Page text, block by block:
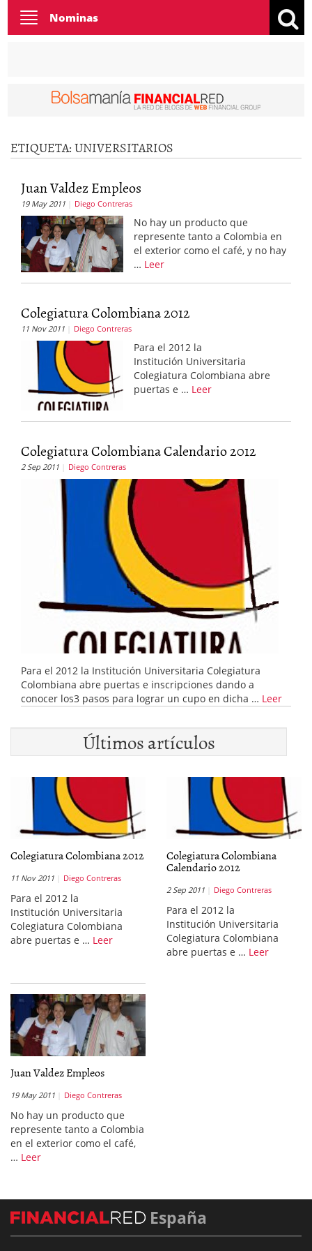
Toggle
navigation
Nominas
ETIQUETA:UNIVERSITARIOS
Juan Valdez Empleos
19 May 2011 Diego Contreras
No hay un producto que
represente tanto a Colombia en
el exterior como el café, y no hay
… Leer
Colegiatura Colombiana 2012
11 Nov 2011 Diego Contreras
Para el 2012 la
Institución Universitaria
Colegiatura Colombiana abre
puertas e … Leer
Colegiatura Colombiana Calendario 2012
2 Sep 2011 Diego Contreras
Para el 2012 la Institución Universitaria Colegiatura
Colombiana abre puertas e inscripciones dando a
conocer los3 pasos para lograr un cupo en dicha … Leer
Últimos artículos
Colegiatura Colombiana 2012
11 Nov 2011 Diego Contreras
Para el 2012 la
Institución Universitaria
Colegiatura Colombiana
abre puertas e … Leer
Colegiatura Colombiana
Calendario 2012
2 Sep 2011 Diego Contreras
Para el 2012 la
Institución Universitaria
Colegiatura Colombiana
abre puertas e … Leer
Juan Valdez Empleos
19 May 2011 Diego Contreras
No hay un producto que
represente tanto a Colombia
en el exterior como el café,
… Leer
España